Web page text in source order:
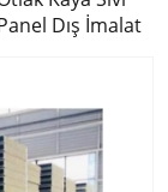
Dış İmalat